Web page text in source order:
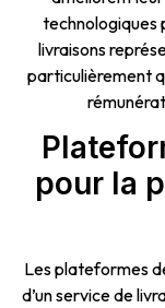
technologiques
livraisons
particulièrement
pour la
Les plateformes
d’un service de